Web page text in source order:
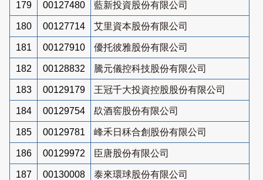
179 00127480 藍新投資股份有限公司
180 00127714 艾里資本股份有限公司
181 00127910 優托彼雅股份有限公司
182 00128832 騰元儀控科技股份有限公司
183 00129179 王冠千大投資控股股份有限公司
184 00129754 镹酒窖股份有限公司
185 00129781 峰禾日秝合創股份有限公司
186 00129972 臣唐股份有限公司
187 00130008 泰來環球股份有限公司